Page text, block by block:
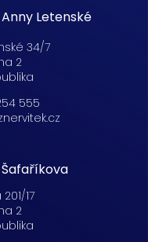
Letenské
34/7
2
555
17
2